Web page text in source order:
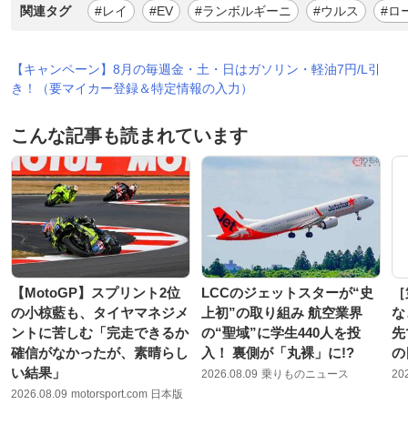
関連タグ #レイ #EV #ランボルギーニ #ウルス #ロ
【キャンペーン】8月の毎週金・土・日はガソリン・軽油7円/L引
き！（要マイカー登録＆特定情報の入力）
こんな記事も読まれています
【MotoGP】スプリント2位
の小椋藍も、タイヤマネジメ
ントに苦しむ「完走できるか
確信がなかったが、素晴らし
い結果」
2026.08.09 motorsport.com 日本版
LCCのジェットスターが“史
上初”の取り組み 航空業界
の“聖域”に学生440人を投
入！ 裏側が「丸裸」に!?
2026.08.09 乗りものニュース
な
先
の